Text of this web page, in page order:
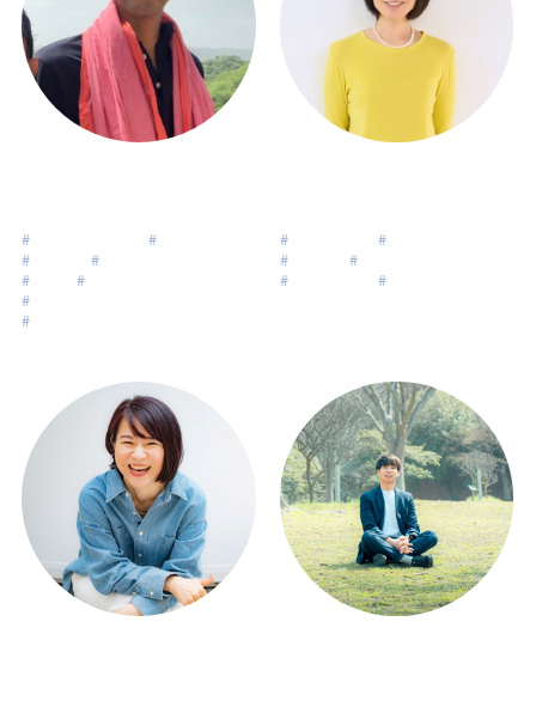
#インド伝統的ヨガ #アトピー
#自己理解 #ウェルビーイング
#自分軸 #人生の目的
#自分らしく生きる
#ライフデザイン
#ライフコーチ #自己理解
#組織開発 #自分らしく生きる
#ライフシフト #ライフデザイン